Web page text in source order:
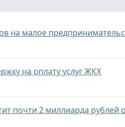
на малое
на оплату услуг ЖКХ
почти 2 миллиарда